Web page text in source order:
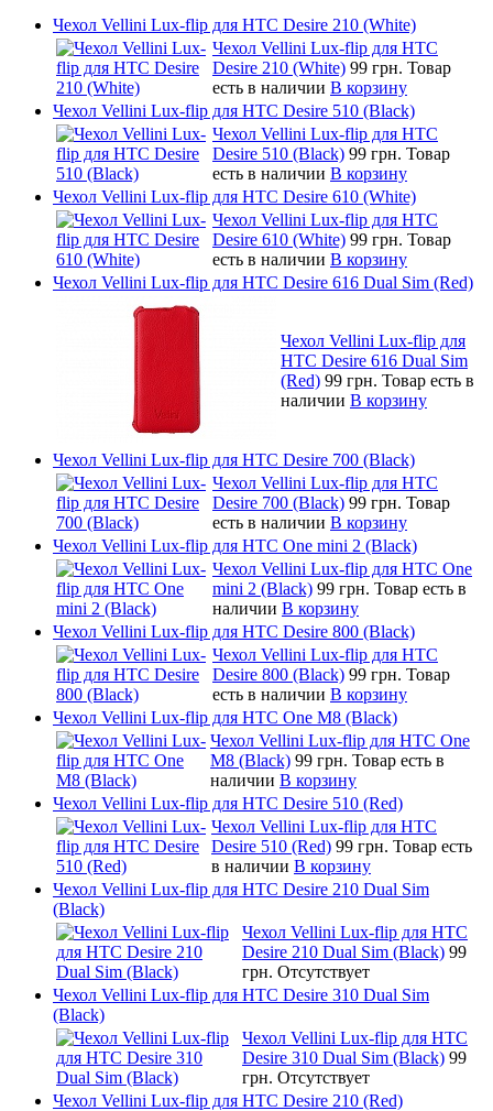
Чехол Vellini Lux-flip для HTC Desire 210 (White)
Чехол Vellini Lux-flip для HTC
Desire 210 (White) 99 грн. Товар
есть в наличии В корзину
Чехол Vellini Lux-flip для HTC Desire 510 (Black)
Чехол Vellini Lux-flip для HTC
Desire 510 (Black) 99 грн. Товар
есть в наличии В корзину
Чехол Vellini Lux-flip для HTC Desire 610 (White)
Чехол Vellini Lux-flip для HTC
Desire 610 (White) 99 грн. Товар
есть в наличии В корзину
Чехол Vellini Lux-flip для HTC Desire 616 Dual Sim (Red)
Чехол Vellini Lux-flip для
HTC Desire 616 Dual Sim
(Red) 99 грн. Товар есть в
наличии В корзину
Чехол Vellini Lux-flip для HTC Desire 700 (Black)
Чехол Vellini Lux-flip для HTC
Desire 700 (Black) 99 грн. Товар
есть в наличии В корзину
Чехол Vellini Lux-flip для HTC One mini 2 (Black)
Чехол Vellini Lux-flip для HTC One
mini 2 (Black) 99 грн. Товар есть в
наличии В корзину
Чехол Vellini Lux-flip для HTC Desire 800 (Black)
Чехол Vellini Lux-flip для HTC
Desire 800 (Black) 99 грн. Товар
есть в наличии В корзину
Чехол Vellini Lux-flip для HTC One M8 (Black)
Чехол Vellini Lux-flip для HTC One
M8 (Black) 99 грн. Товар есть в
наличии В корзину
Чехол Vellini Lux-flip для HTC Desire 510 (Red)
Чехол Vellini Lux-flip для HTC
Desire 510 (Red) 99 грн. Товар есть
в наличии В корзину
Чехол Vellini Lux-flip для HTC Desire 210 Dual Sim
(Black)
Чехол Vellini Lux-flip для HTC
Desire 210 Dual Sim (Black) 99
грн. Отсутствует
Чехол Vellini Lux-flip для HTC Desire 310 Dual Sim
(Black)
Чехол Vellini Lux-flip для HTC
Desire 310 Dual Sim (Black) 99
грн. Отсутствует
Чехол Vellini Lux-flip для HTC Desire 210 (Red)